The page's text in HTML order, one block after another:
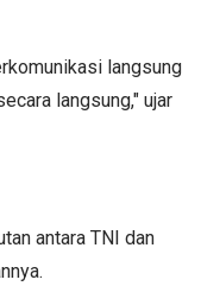
langsung
langsung," ujar
antara TNI dan